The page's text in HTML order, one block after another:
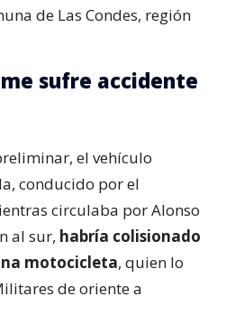
de Las Condes, región
sufre accidente
el vehículo
conducido por el
circulaba por Alonso
al sur, habría colisionado
motocicleta, quien lo
de oriente a